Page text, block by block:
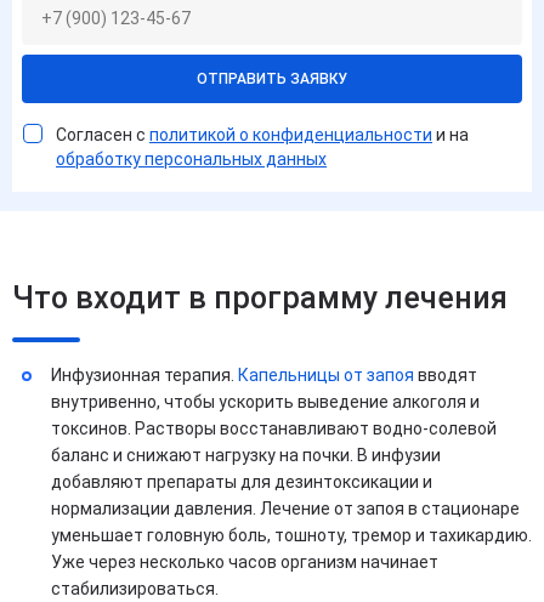
ОТПРАВИТЬ ЗАЯВКУ
Согласен с политикой о конфиденциальности и на
обработку персональных данных
Что входит в программу лечения
Инфузионная терапия. Капельницы от запоя вводят
внутривенно, чтобы ускорить выведение алкоголя и
токсинов. Растворы восстанавливают водно-солевой
баланс и снижают нагрузку на почки. В инфузии
добавляют препараты для дезинтоксикации и
нормализации давления. Лечение от запоя в стационаре
уменьшает головную боль, тошноту, тремор и тахикардию.
Уже через несколько часов организм начинает
стабилизироваться.